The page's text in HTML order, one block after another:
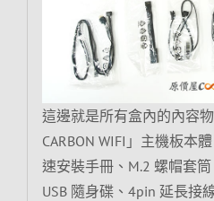
這邊就是所有盒內的內容
CARBON WIFI」主機板本
速安裝手冊、M.2 螺帽套
USB 隨身碟、4pin 延長接